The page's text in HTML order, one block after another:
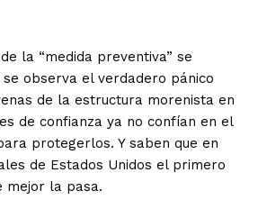
la “medida preventiva” se
observa el verdadero pánico
de la estructura morenista en
de confianza ya no confían en el
protegerlos. Y saben que en
de Estados Unidos el primero
mejor la pasa.